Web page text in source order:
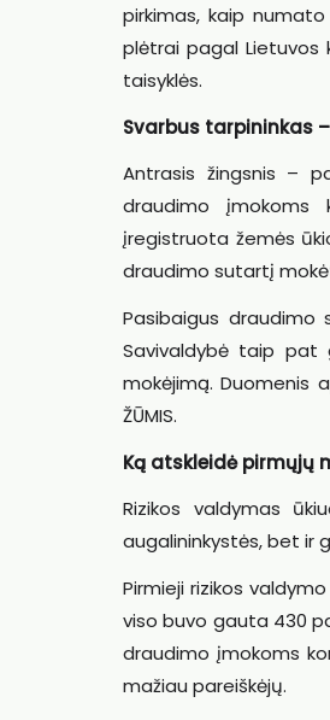
pirkimas, kaip
plėtrai pagal Lietuvos
taisyklės.
Svarbus tarpininkas
Antrasis žingsnis –
draudimo įmokoms
įregistruota žemės
draudimo sutartį
Pasibaigus draudimo
Savivaldybė taip pat
mokėjimą. Duomenis
ŽŪMIS.
Ką atskleidė pirmųjų
Rizikos valdymas
augalininkystės, bet ir
Pirmieji rizikos
viso buvo gauta 430
draudimo įmokoms
mažiau pareiškėjų.